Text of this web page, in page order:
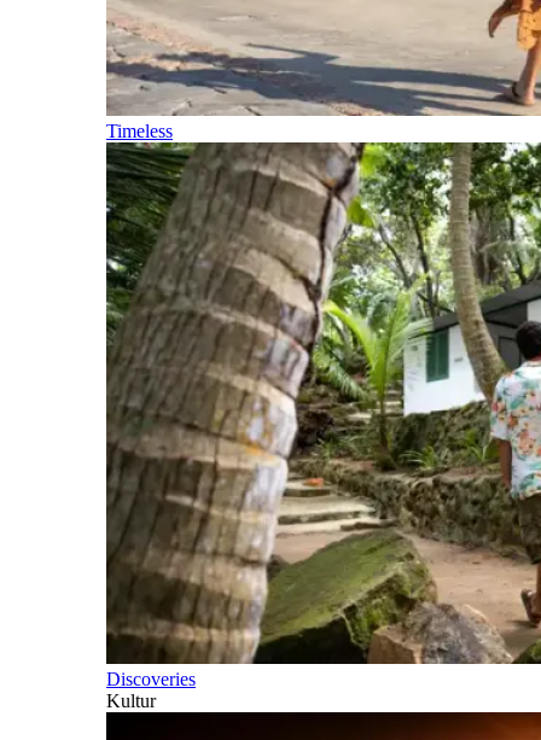
Timeless
Discoveries
Kultur